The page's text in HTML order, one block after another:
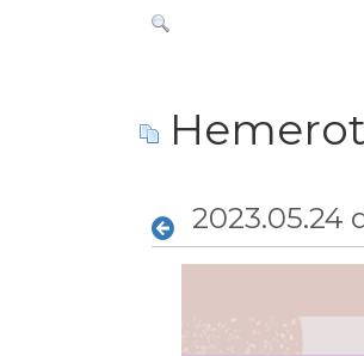
2023.05.24